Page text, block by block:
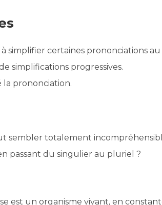
simplifier certaines prononciations
simplifications progressives.
la prononciation.
sembler totalement
passant du singulier au pluriel ?
est un organisme vivant, en